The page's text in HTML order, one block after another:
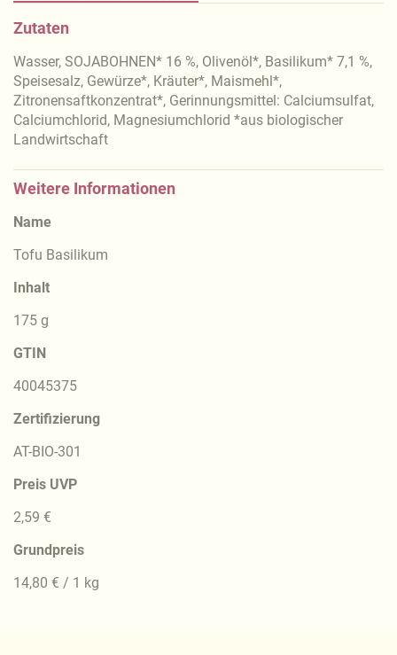
Zutaten
Wasser, SOJABOHNEN* 16 %, Olivenöl*, Basilikum* 7,1 %,
Speisesalz, Gewürze*, Kräuter*, Maismehl*,
Zitronensaftkonzentrat*, Gerinnungsmittel: Calciumsulfat,
Calciumchlorid, Magnesiumchlorid *aus biologischer
Landwirtschaft
Weitere Informationen
Name
Tofu Basilikum
Inhalt
175 g
GTIN
40045375
Zertifizierung
AT-BIO-301
Preis UVP
2,59 €
Grundpreis
14,80 € / 1 kg